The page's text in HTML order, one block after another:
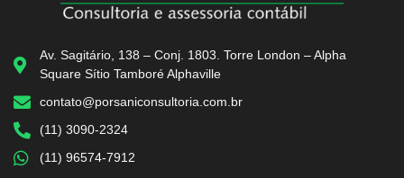
Av. Sagitário, 138 – Conj. 1803. Torre London – Alpha
Square Sítio Tamboré Alphaville
contato@porsaniconsultoria.com.br
(11) 3090-2324
(11) 96574-7912